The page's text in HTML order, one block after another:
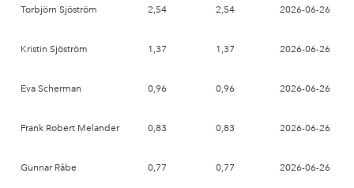
Torbjörn Sjöström 2,54 2,54 2026-06-26
Kristin Sjöström 1,37 1,37 2026-06-26
Eva Scherman 0,96 0,96 2026-06-26
Frank Robert Melander 0,83 0,83 2026-06-26
Gunnar Råbe 0,77 0,77 2026-06-26